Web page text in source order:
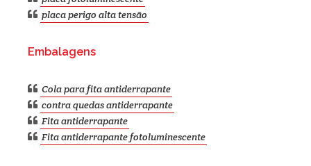
placa perigo alta tensão
Embalagens
Cola para fita antiderrapante
contra quedas antiderrapante
Fita antiderrapante
Fita antiderrapante fotoluminescente